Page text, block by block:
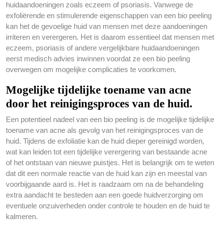
huidaandoeningen zoals eczeem of psoriasis. Vanwege de
exfoliërende en stimulerende eigenschappen van een bio peeling
kan het de gevoelige huid van mensen met deze aandoeningen
irriteren en verergeren. Het is daarom essentieel dat mensen met
eczeem, psoriasis of andere vergelijkbare huidaandoeningen
eerst medisch advies inwinnen voordat ze een bio peeling
overwegen om mogelijke complicaties te voorkomen.
Mogelijke tijdelijke toename van acne
door het reinigingsproces van de huid.
Een potentieel nadeel van een bio peeling is de mogelijke tijdelijke
toename van acne als gevolg van het reinigingsproces van de
huid. Tijdens de exfoliatie kan de huid dieper gereinigd worden,
wat kan leiden tot een tijdelijke verergering van bestaande acne
of het ontstaan van nieuwe puistjes. Het is belangrijk om te weten
dat dit een normale reactie van de huid kan zijn en meestal van
voorbijgaande aard is. Het is raadzaam om na de behandeling
extra aandacht te besteden aan een goede huidverzorging om
eventuele onzuiverheden onder controle te houden en de huid te
kalmeren.